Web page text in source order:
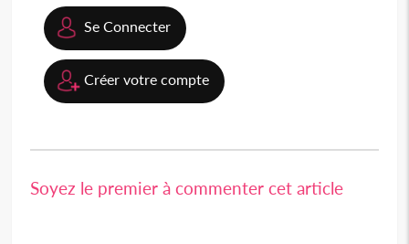
Se Connecter
Créer votre compte
Soyez le premier à commenter cet article